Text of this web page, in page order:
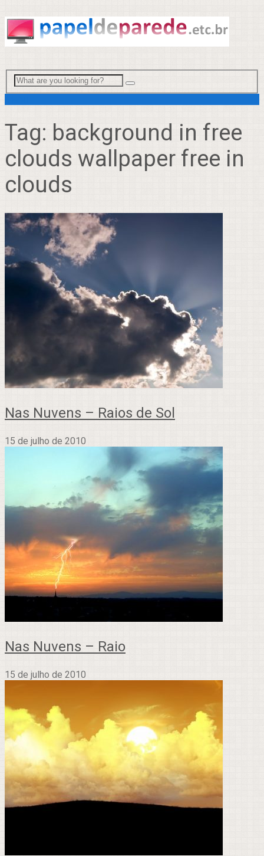
Tag: background in free
clouds wallpaper free in
clouds
Nas Nuvens – Raios de Sol
15 de julho de 2010
Nas Nuvens – Raio
15 de julho de 2010